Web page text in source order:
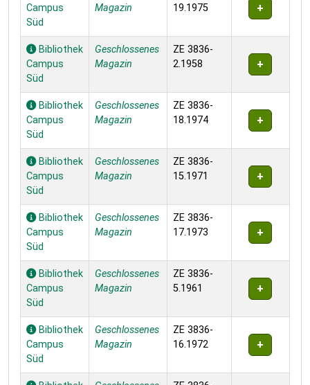
Campus
Süd
Magazin
19.1975
Bibliothek
Campus
Süd
Geschlossenes
Magazin
ZE 3836-
2.1958
Bibliothek
Campus
Süd
Geschlossenes
Magazin
ZE 3836-
18.1974
Bibliothek
Campus
Süd
Geschlossenes
Magazin
ZE 3836-
15.1971
Bibliothek
Campus
Süd
Geschlossenes
Magazin
ZE 3836-
17.1973
Bibliothek
Campus
Süd
Geschlossenes
Magazin
ZE 3836-
5.1961
Bibliothek
Campus
Süd
Geschlossenes
Magazin
ZE 3836-
16.1972